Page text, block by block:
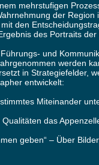
mehrstufigen
der
den
des Portraits
Führungs- und
werden
in Strategiefelder,
entwickelt:
Miteinander
Qualitäten das
geben“ – Über